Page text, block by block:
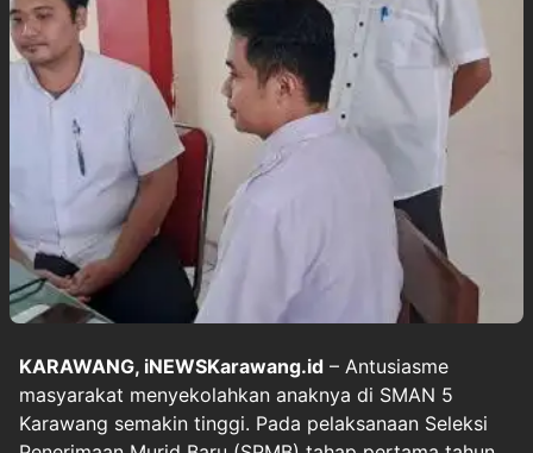
KARAWANG, iNEWSKarawang.id – Antusiasme
masyarakat menyekolahkan anaknya di SMAN 5
Karawang semakin tinggi. Pada pelaksanaan Seleksi